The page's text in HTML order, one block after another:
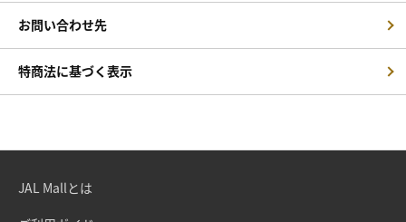
お問い合わせ先
特商法に基づく表示
JAL Mallとは